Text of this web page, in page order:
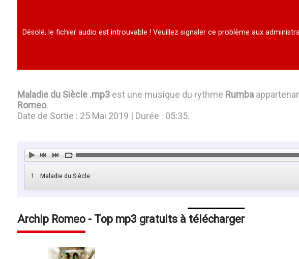
Désolé, le fichier audio est introuvable ! Veuillez signaler ce problème aux
Maladie du Siècle .mp3est une musique du rythme Rumba
Romeo.
Date de Sortie : 25 Mai 2019 | Durée : 05:35.
1 Maladie du Siècle
Archip Romeo - Top mp3 gratuits à télécharger